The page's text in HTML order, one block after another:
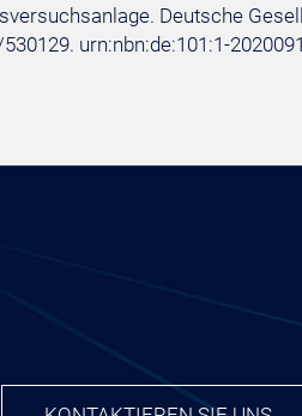
Deutsche
urn:nbn:de:101:1-